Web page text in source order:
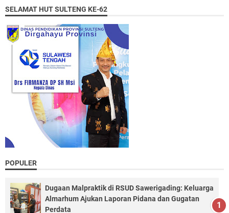
SELAMAT HUT SULTENG KE-62
POPULER
Dugaan Malpraktik di RSUD Sawerigading: Keluarga
Almarhum Ajukan Laporan Pidana dan Gugatan
Perdata